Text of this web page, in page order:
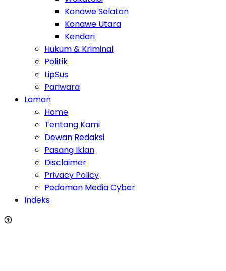
Konawe Selatan
Konawe Utara
Kendari
Hukum & Kriminal
Politik
LipSus
Pariwara
Laman
Home
Tentang Kami
Dewan Redaksi
Pasang Iklan
Disclaimer
Privacy Policy
Pedoman Media Cyber
Indeks